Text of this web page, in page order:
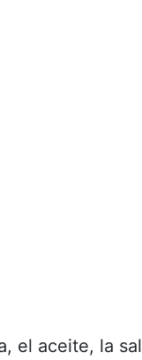
el aceite, la